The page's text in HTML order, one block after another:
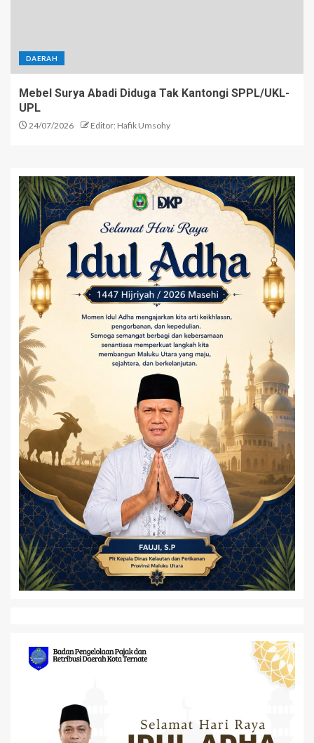
DAERAH
Mebel Surya Abadi Diduga Tak Kantongi SPPL/UKL-
UPL
24/07/2026 Editor: Hafik Umsohy